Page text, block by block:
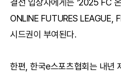
ONLINE FUTURES LEAGUE,
시드권이 부여된다.
한편, 한국e스포츠협회는 내년